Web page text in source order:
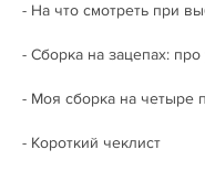
- На что смотреть при
- Сборка на зацепах:
- Моя сборка на четыре
- Короткий чеклист